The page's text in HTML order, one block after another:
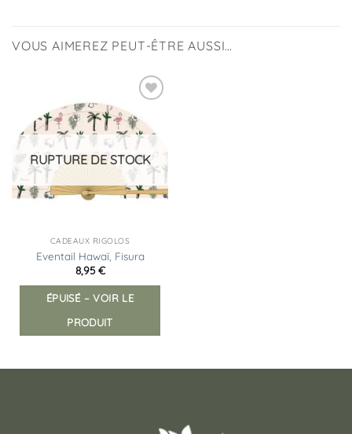
VOUS AIMEREZ PEUT-ÊTRE AUSSI…
Ajouter
à la
liste
d’envies
RUPTURE DE STOCK
CADEAUX RIGOLOS
Eventail Hawaï, Fisura
8,95€
ÉPUISÉ – VOIR LE
PRODUIT